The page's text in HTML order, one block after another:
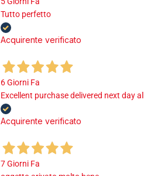
Tutto perfetto
Acquirente verificato
6 Giorni Fa
Excellent purchase delivered next day
Acquirente verificato
7 Giorni Fa